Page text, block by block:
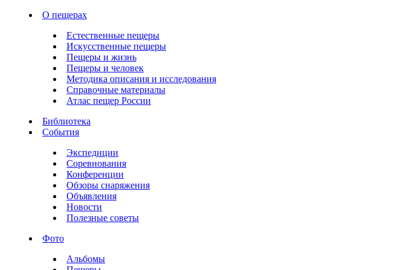
О пещерах
Естественные пещеры
Искусственные пещеры
Пещеры и жизнь
Пещеры и человек
Методика описания и исследования
Справочные материалы
Атлас пещер России
Библиотека
События
Экспедиции
Соревнования
Конференции
Обзоры снаряжения
Объявления
Новости
Полезные советы
Фото
Альбомы